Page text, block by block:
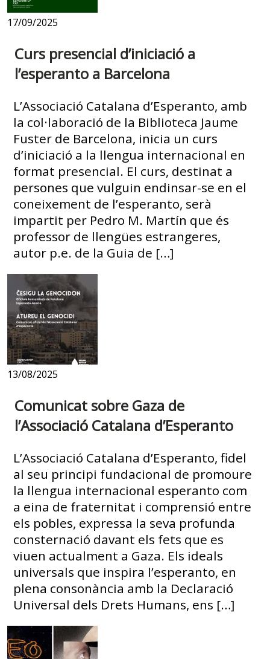
17/09/2025
Curs presencial d’iniciació a
l’esperanto a Barcelona
L’Associació Catalana d’Esperanto, amb
la col·laboració de la Biblioteca Jaume
Fuster de Barcelona, inicia un curs
d’iniciació a la llengua internacional en
format presencial. El curs, destinat a
persones que vulguin endinsar-se en el
coneixement de l’esperanto, serà
impartit per Pedro M. Martín que és
professor de llengües estrangeres,
autor p.e. de la Guia de […]
13/08/2025
Comunicat sobre Gaza de
l’Associació Catalana d’Esperanto
L’Associació Catalana d’Esperanto, fidel
al seu principi fundacional de promoure
la llengua internacional esperanto com
a eina de fraternitat i comprensió entre
els pobles, expressa la seva profunda
consternació davant els fets que es
viuen actualment a Gaza. Els ideals
universals que inspira l’esperanto, en
plena consonància amb la Declaració
Universal dels Drets Humans, ens […]